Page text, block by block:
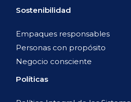
Sostenibilidad
Empaques responsables
Personas con propósito
Negocio consciente
Políticas